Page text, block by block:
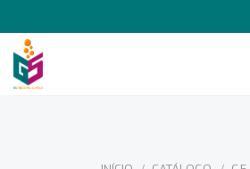
para
conteúdo